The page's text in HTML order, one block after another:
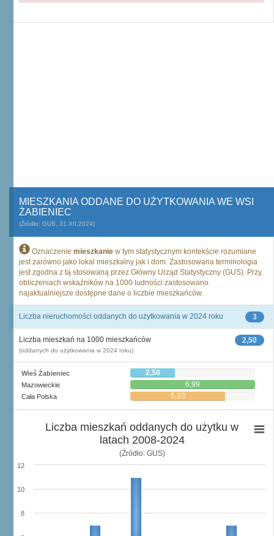
MIESZKANIA ODDANE DO UŻYTKOWANIA WE WSI
ŻABIENIEC
(Źródło: GUS, 31.XII.2024)
Oznaczenie mieszkanie w tym statystycznym kontekście rozumiane
jest zarówno jako lokal mieszkalny jak i dom. Zastosowana terminologia
jest zgodna z tą stosowaną przez Główny Urząd Statystyczny (GUS). Przy
obliczeniach wskaźników na 1000 ludności zastosowano
najaktualniejsze dostępne dane o liczbie mieszkańców.
3
Liczba nieruchomości oddanych do użytkowania w 2024 roku
2,50
Liczba mieszkań na 1000 mieszkańców
(oddanych do użytkowania w 2024 roku)
Wieś Żabieniec 2,50
Mazowieckie 6,99
Cała Polska 5,33
Liczba mieszkań oddanych do użytku w
latach 2008-2024
(Źródło: GUS)
8
10
12